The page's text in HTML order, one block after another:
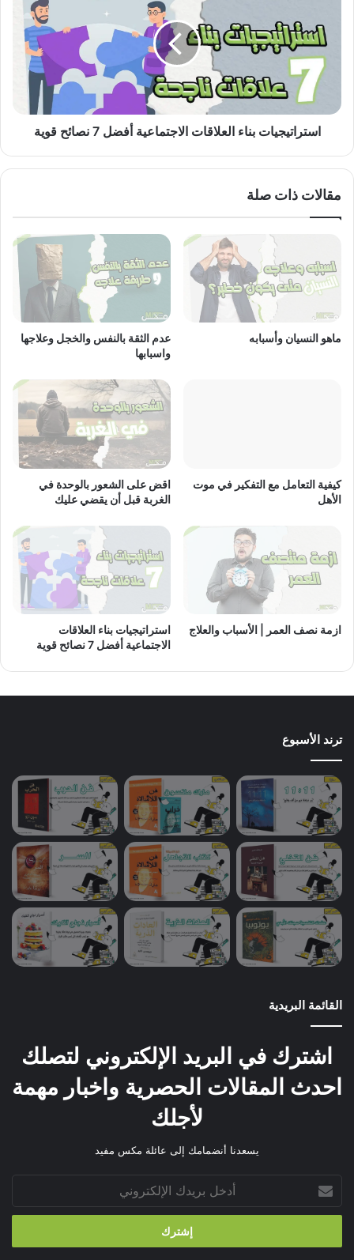
الاجتماعية
أفضل
نصائح
استراتيجيات بناء العلاقات الاجتماعية أفضل 7 نصائح قوية
مقالات ذات صلة
ماهو النسيان وأسبابه
عدم الثقة بالنفس والخجل وعلاجها
واسبابها
كيفية التعامل مع التفكير في موت
الأهل
اقض على الشعور بالوحدة في
الغربة قبل أن يقضي عليك
ازمة نصف العمر | الأسباب والعلاج
استراتيجيات بناء العلاقات
الاجتماعية أفضل 7 نصائح قوية
ترند الأسبوع
القائمة البريدية
اشترك في البريد الإلكتروني لتصلك
احدث المقالات الحصرية واخبار مهمة
لأجلك
يسعدنا أنضمامك إلى عائلة مكس مفيد
بريدك
الإلكتروني